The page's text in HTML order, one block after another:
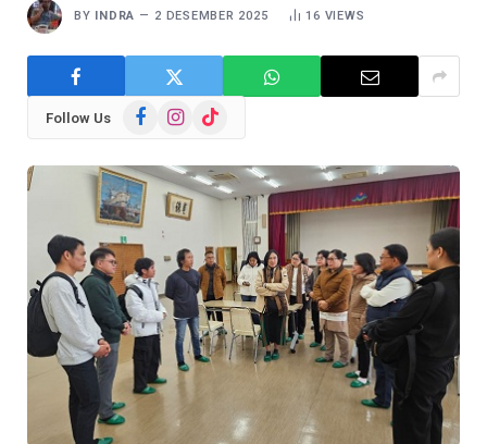
BY INDRA 2 DESEMBER 2025 16 VIEWS
Follow Us FacebookInstagram
TikTok